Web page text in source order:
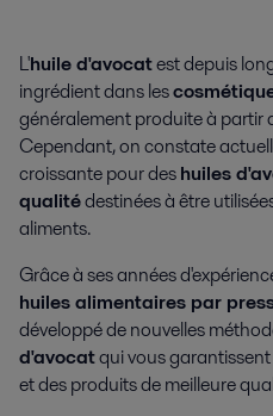
L'huile d'avocatest depuis
ingrédient dans les
généralement produite à partir
Cependant, on constate
croissante pour deshuiles
qualitédestinées à être
aliments.
Grâce à ses années
huiles alimentaires par
développé de nouvelles
d'avocatqui vous
et des produits de meilleure